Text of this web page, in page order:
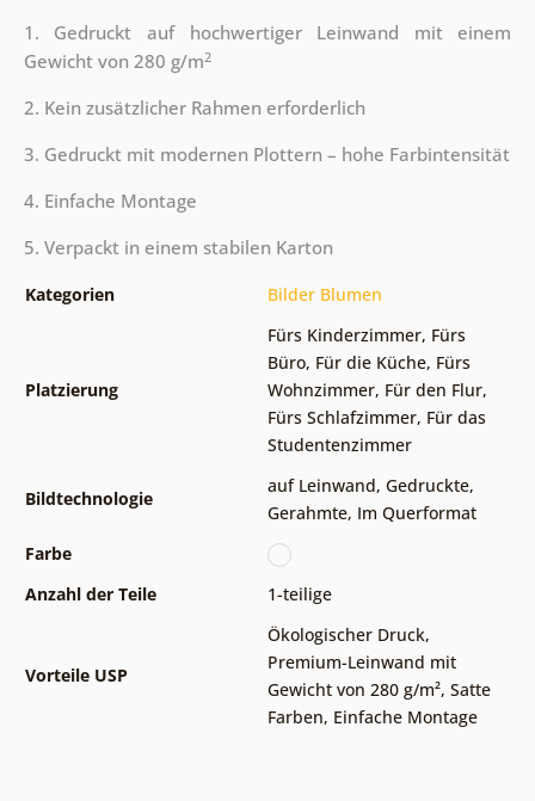
1. Gedruckt auf hochwertiger Leinwand mit einem
Gewicht von 280 g/m2
2. Kein zusätzlicher Rahmen erforderlich
3. Gedruckt mit modernen Plottern – hohe Farbintensität
4. Einfache Montage
5. Verpackt in einem stabilen Karton
Kategorien Bilder Blumen
Platzierung
Fürs Kinderzimmer, Fürs
Büro, Für die Küche, Fürs
Wohnzimmer, Für den Flur,
Fürs Schlafzimmer, Für das
Studentenzimmer
Bildtechnologie
auf Leinwand, Gedruckte,
Gerahmte, Im Querformat
Farbe
Anzahl der Teile
1-teilige
Vorteile USP
Ökologischer Druck,
Premium-Leinwand mit
Gewicht von 280 g/m², Satte
Farben, Einfache Montage